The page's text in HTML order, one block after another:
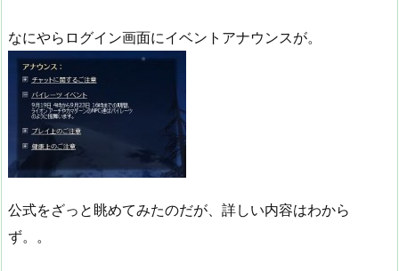
なにやらログイン画面にイベントアナウンスが。
公式をざっと眺めてみたのだが、詳しい内容はわから
ず。。